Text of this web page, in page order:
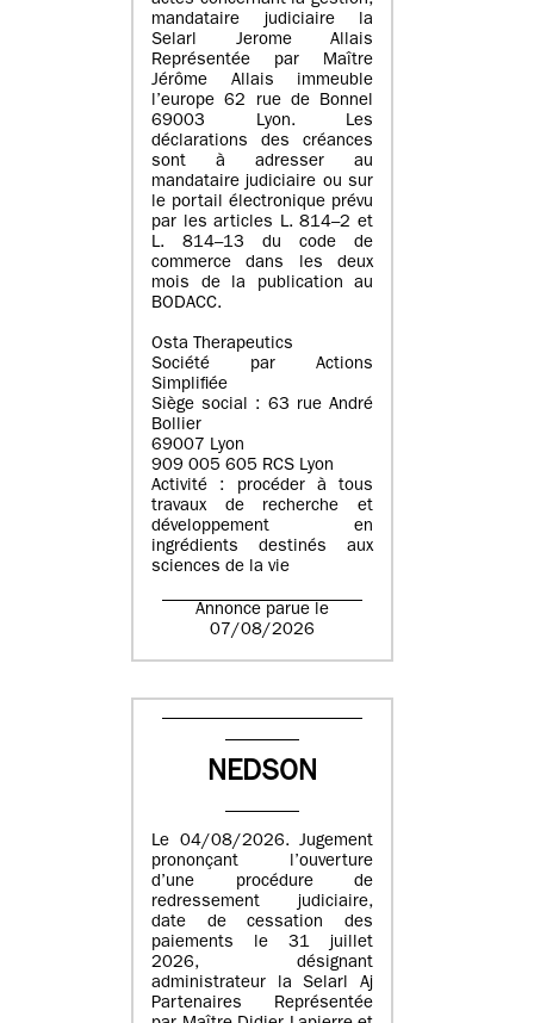
mandataire judiciaire la
Selarl Jerome Allais
Représentée par Maître
Jérôme Allais immeuble
l’europe 62 rue de Bonnel
69003 Lyon. Les
déclarations des créances
sont à adresser au
mandataire judiciaire ou sur
le portail électronique prévu
par les articles L. 814–2 et
L. 814–13 du code de
commerce dans les deux
mois de la publication au
BODACC.
Osta Therapeutics
Société par Actions
Simplifiée
Siège social : 63 rue André
Bollier
69007 Lyon
909 005 605 RCS Lyon
Activité : procéder à tous
travaux de recherche et
développement en
ingrédients destinés aux
sciences de la vie
Annonce parue le
07/08/2026
NEDSON
Le 04/08/2026. Jugement
prononçant l’ouverture
d’une procédure de
redressement judiciaire,
date de cessation des
paiements le 31 juillet
2026, désignant
administrateur la Selarl Aj
Partenaires Représentée